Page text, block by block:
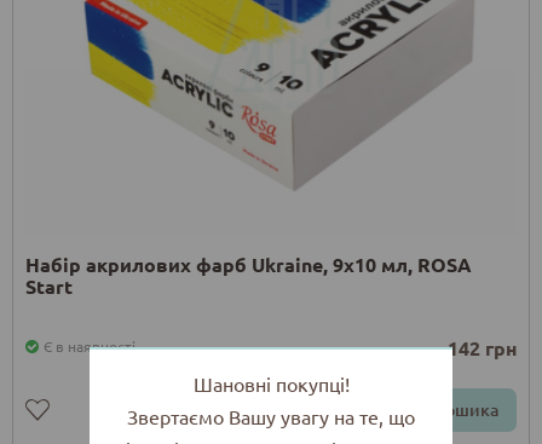
Набір акрилових фарб Ukraine, 9x10 мл, ROSA
Start
Є в наявності 142 грн
До кошика
Шановні покупці!
Звертаємо Вашу увагу на те, що